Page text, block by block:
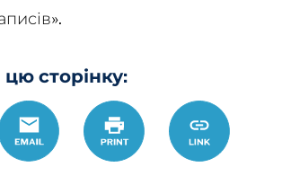
цю сторінку:
Email Роздрукувати
https://
records
Link